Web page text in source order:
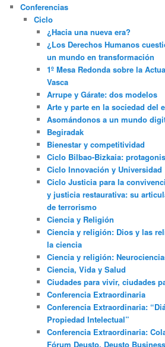
Conferencias
Ciclo
¿Hacia una nueva era?
¿Los Derechos Humanos
un mundo en transformación
1º Mesa Redonda sobre la
Vasca
Arrupe y Gárate: dos modelos
Arte y parte en la sociedad del
Asomándonos a un mundo
Begiradak
Bienestar y competitividad
Ciclo Bilbao-Bizkaia:
Ciclo Innovación y Universidad
Ciclo Justicia para la
y justicia restaurativa: su
de terrorismo
Ciencia y Religión
Ciencia y religión: Dios y las
la ciencia
Ciencia y religión:
Ciencia, Vida y Salud
Ciudades para vivir, ciudades
Conferencia Extraordinaria
Conferencia Extraordinaria:
Propiedad Intelectual”
Conferencia Extraordinaria:
Fórum Deusto, Deusto